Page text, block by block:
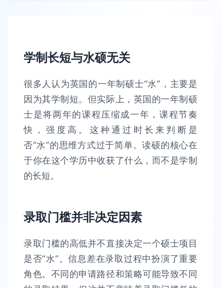
学制长短与水硕无关
很多人认为英国的一年制硕士“水”，主要是
因为其学制短。但实际上，英国的一年制硕
士是将两年的课程压缩成一年，课程节奏
快，强度高。这种通过时长来判断是
否“水”的思维方式过于简单。读硕的核心在
于你在这个学历中收获了什么，而不是学制
的长短。
录取门槛并非决定因素
录取门槛的高低并不直接决定一个硕士项目
是否“水”。信息差在录取过程中扮演了重要
角色。不同的申请路径和策略可能导致不同